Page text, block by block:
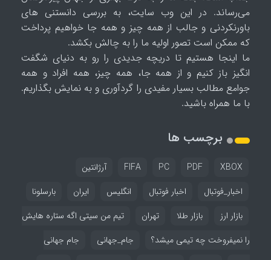
می‌رساند. در این وب سایت، به بررسی دانستنی های
باورنکردنی و جالب از همه چیز و همه جا خواهیم پرداخت
که ممکن است تصور اولیه ما را به چالش بکشد.
ما اینجا هستیم تا دریچه جدیدی را رو به دنیای شگفت
انگیز باز کنیم و از همه جا، همه چیز، همه افراد و همه
جوامع مطالب بسیار مفیدی را گردآوری و به نمایش بگذاریم.
با ما همراه باشید.
برچسب ها
FIFA PC PDF XBOX
آرژانتین
اخبار_فوتبال
اخبار فوتبال انگلیس ایران
بارسلونا
بازار ارز
بازار طلا تهران
تیم من سیتی اگه ستاره هایش
را نمیفروخت چه تیمی میشد؟
جام_جهانی
جام جهانی